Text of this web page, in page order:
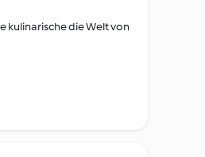
kulinarische die Welt von